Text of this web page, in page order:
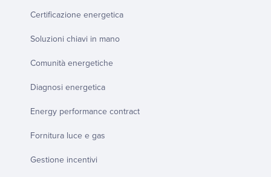
Certificazione energetica
Soluzioni chiavi in mano
Comunità energetiche
Diagnosi energetica
Energy performance contract
Fornitura luce e gas
Gestione incentivi